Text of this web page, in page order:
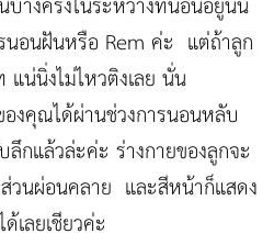
นอนฝันหรือ Rem ค่ะ แต่ถ้าลูก
น่นิ่งไม่ไหวติงเลย นั่น
งคุณได้ผ่านช่วงการนอนหลับ
กแล้วล่ะค่ะ ร่างกายของลูกจะ
วนผ่อนคลาย และสีหน้าก็แสดง
เลยเชียวค่ะ